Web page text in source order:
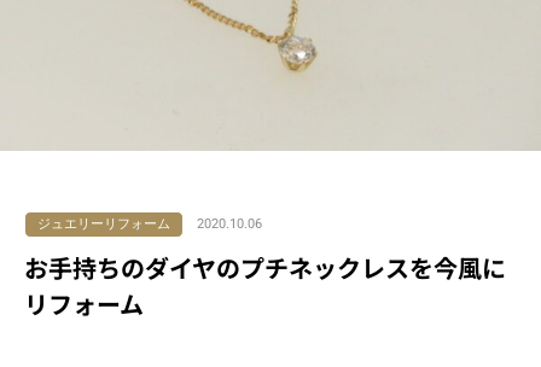
ジュエリーリフォーム 2020.10.06
お手持ちのダイヤのプチネックレスを今風に
リフォーム